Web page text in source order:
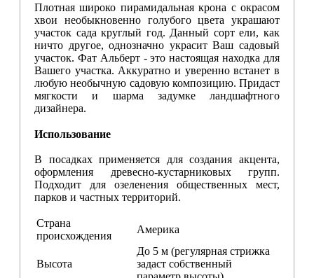
Плотная широко пирамидальная крона с окрасом
хвои необыкновенно голубого цвета украшают
участок сада круглый год. Данный сорт ели, как
ничто другое, однозначно украсит Ваш садовый
участок. Фат Альберт - это настоящая находка для
Вашего участка. Аккуратно и уверенно встанет в
любую необычную садовую композицию. Придаст
мягкости и шарма задумке ландшафтного
дизайнера.
Использование
В посадках применяется для создания акцента,
оформления древесно-кустарниковых групп.
Подходит для озеленения общественных мест,
парков и частных территорий.
Страна
происхождения
Америка
Высота
До 5 м (регулярная стрижка
задаст собственный